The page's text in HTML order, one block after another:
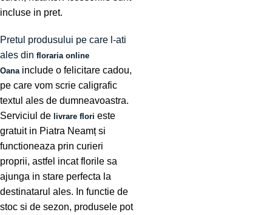
incluse in pret.
Pretul produsului pe care l-ati
ales din floraria online
Oana include o felicitare cadou,
pe care vom scrie caligrafic
textul ales de dumneavoastra.
Serviciul de livrare flori este
gratuit in Piatra Neamț si
functioneaza prin curieri
proprii, astfel incat florile sa
ajunga in stare perfecta la
destinatarul ales. In functie de
stoc si de sezon, produsele pot